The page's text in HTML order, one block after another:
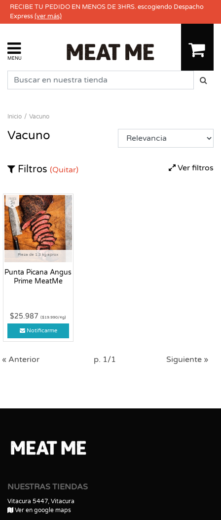
RECIBE TU PEDIDO EN MENOS DE 3HRS. escogiendo Despacho
Express(ver más)
MENU
Inicio Vacuno
Vacuno
Ver filtros
Filtros (Quitar)
Pieza de 1.3 kg aprox
Punta Picana Angus
Prime MeatMe
Fresco
$25.987($19.990/Kg)
Notificarme
« Anterior p. 1/1 Siguiente »
NUESTRAS TIENDAS
Vitacura 5447, Vitacura
Ver en google maps